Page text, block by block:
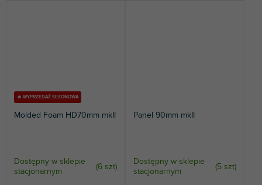
🔥 WYPRZEDAŻ SEZONOWA
Molded Foam HD70mm mkII
Dostępny w sklepie
stacjonarnym
(6 szt)
Panel 90mm mkII
Dostępny w sklepie
stacjonarnym
(5 szt)